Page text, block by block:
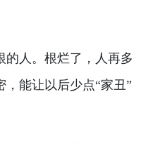
的人。根烂了，人再多
能让以后少点“家丑”